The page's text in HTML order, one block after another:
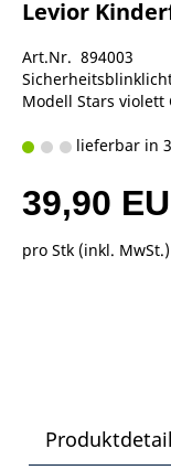
Levior
Art.Nr. 894003
Modell Stars violett
lieferbar in
39,90
pro Stk (inkl. MwSt.)